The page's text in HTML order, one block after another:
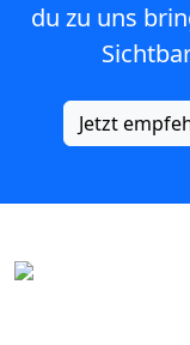
du zu uns
Jetzt